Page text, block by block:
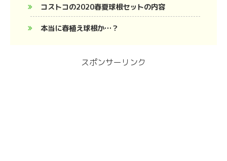
コストコの2020春夏球根セットの内容
本当に春植え球根か…？
スポンサーリンク